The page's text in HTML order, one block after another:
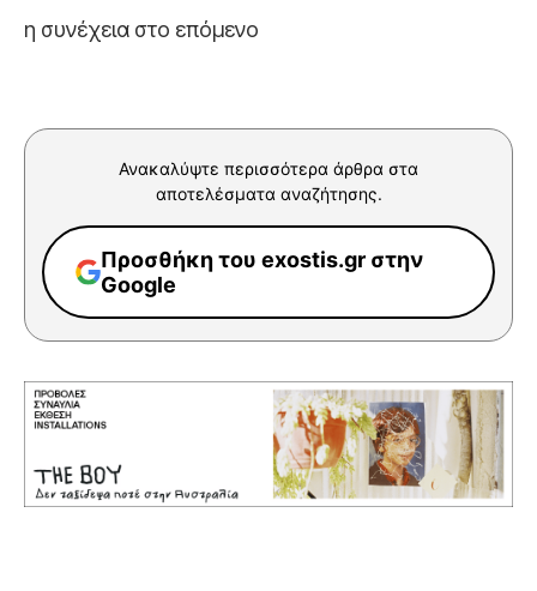
η συνέχεια στο επόμενο
Ανακαλύψτε περισσότερα άρθρα στα
αποτελέσματα αναζήτησης.
Προσθήκη του exostis.gr στην
Google